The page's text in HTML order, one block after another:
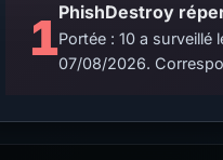
1PhishDestroy
Portée : 10 a
07/08/2026.